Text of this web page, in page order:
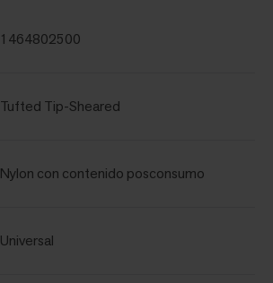
1464802500
Tufted Tip-Sheared
Nylon con contenido posconsumo
Universal